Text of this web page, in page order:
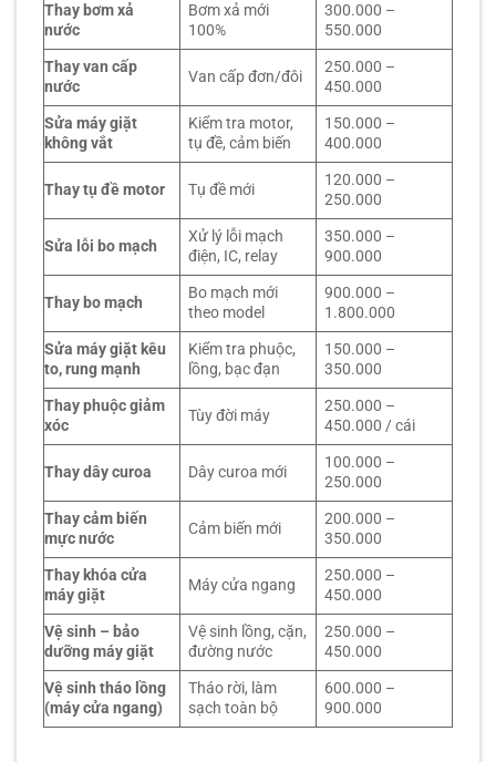
Thay bơm xả
nước
Bơm xả mới
100%
300.000 –
550.000
Thay van cấp
nước
Van cấp đơn/đôi
250.000 –
450.000
Sửa máy giặt
không vắt
Kiểm tra motor,
tụ đề, cảm biến
150.000 –
400.000
Thay tụ đề motor Tụ đề mới
120.000 –
250.000
Sửa lỗi bo mạch
Xử lý lỗi mạch
điện, IC, relay
350.000 –
900.000
Thay bo mạch
Bo mạch mới
theo model
900.000 –
1.800.000
Sửa máy giặt kêu
to, rung mạnh
Kiểm tra phuộc,
lồng, bạc đạn
150.000 –
350.000
Thay phuộc giảm
xóc
Tùy đời máy
250.000 –
450.000 / cái
Thay dây curoa Dây curoa mới
100.000 –
250.000
Thay cảm biến
mực nước
Cảm biến mới
200.000 –
350.000
Thay khóa cửa
máy giặt
Máy cửa ngang
250.000 –
450.000
Vệ sinh – bảo
dưỡng máy giặt
Vệ sinh lồng, cặn,
đường nước
250.000 –
450.000
Vệ sinh tháo lồng
(máy cửa ngang)
Tháo rời, làm
sạch toàn bộ
600.000 –
900.000